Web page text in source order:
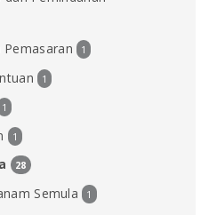
1
1
1
1
28
Semula 1